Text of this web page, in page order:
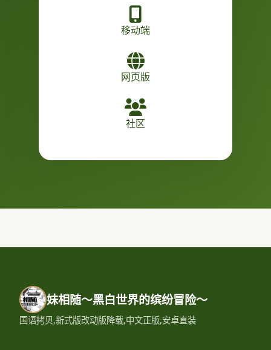
移动端
网页版
社区
妹相随～黑白世界的缤纷冒险～
国语拷贝,新式版改动版降载,中文正版,安卓直装